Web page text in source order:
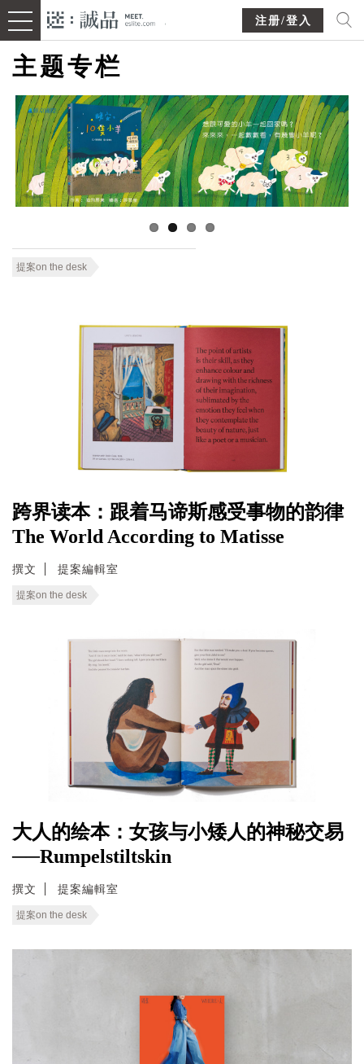
注册/登入
主题专栏
提案on the desk
跨界读本：跟着马谛斯感受事物的韵律
The World According to Matisse
撰文 提案編輯室
提案on the desk
大人的绘本：女孩与小矮人的神秘交易
──Rumpelstiltskin
撰文 提案編輯室
提案on the desk